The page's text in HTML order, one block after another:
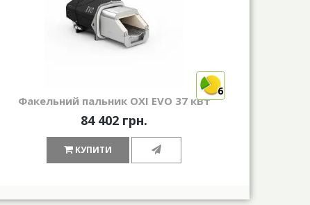
6
Факельний пальник OXI EVO 37 кВт
84 402 грн.
КУПИТИ